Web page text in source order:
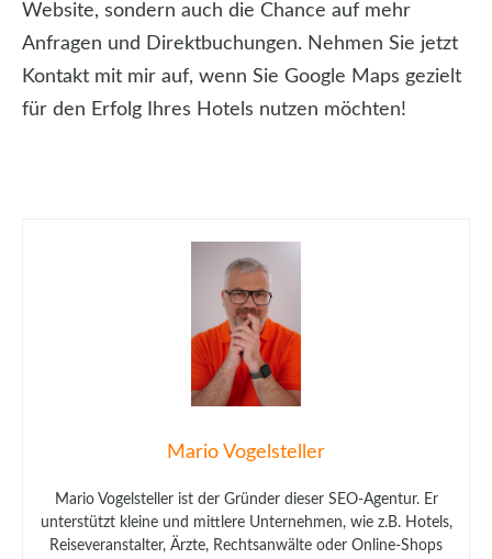
Website, sondern auch die Chance auf mehr
Anfragen und Direktbuchungen. Nehmen Sie jetzt
Kontakt mit mir auf, wenn Sie Google Maps gezielt
für den Erfolg Ihres Hotels nutzen möchten!
Mario Vogelsteller
Mario Vogelsteller ist der Gründer dieser SEO-Agentur. Er
unterstützt kleine und mittlere Unternehmen, wie z.B. Hotels,
Reiseveranstalter, Ärzte, Rechtsanwälte oder Online-Shops